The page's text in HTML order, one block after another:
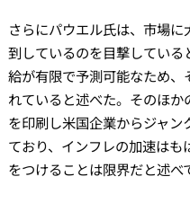
さらにパウエル氏は、市場
到しているのを目撃してい
給が有限で予測可能なため
れていると述べた。そのほ
を印刷し米国企業からジャ
ており、インフレの加速は
をつけることは限界だと述べ